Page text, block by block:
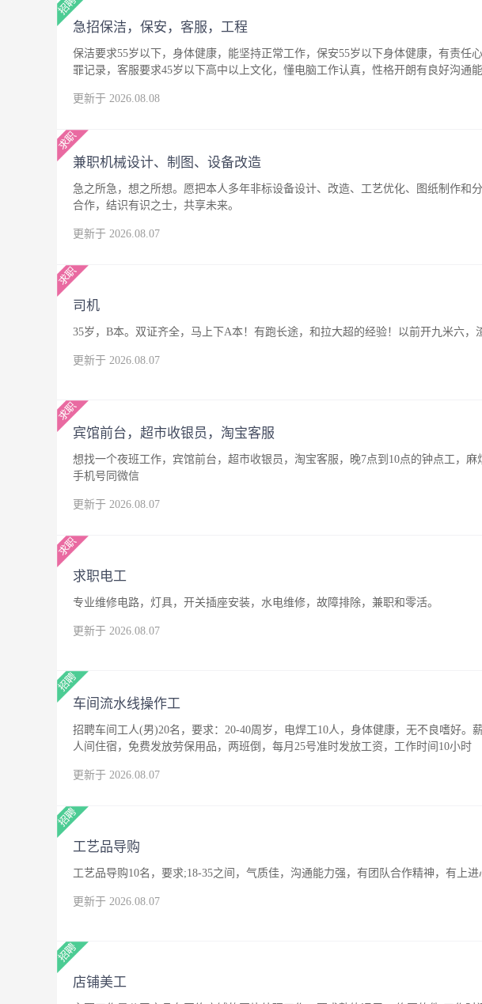
急招保洁，保安，客服，工程
保洁要求55岁以下，身体健康，能坚持正常工作，保安55岁以下身体健康，有责任
罪记录，客服要求45岁以下高中以上文化，懂电脑工作认真，性格开朗有良好沟通
更新于 2026.08.08
兼职机械设计、制图、设备改造
急之所急，想之所想。愿把本人多年非标设备设计、改造、工艺优化、图纸制作和
合作，结识有识之士，共享未来。
更新于 2026.08.07
司机
35岁，B本。双证齐全，马上下A本！有跑长途，和拉大超的经验！以前开九米六，
更新于 2026.08.07
宾馆前台，超市收银员，淘宝客服
想找一个夜班工作，宾馆前台，超市收银员，淘宝客服，晚7点到10点的钟点工，麻
手机号同微信
更新于 2026.08.07
求职电工
专业维修电路，灯具，开关插座安装，水电维修，故障排除，兼职和零活。
更新于 2026.08.07
车间流水线操作工
招聘车间工人(男)20名，要求：20-40周岁，电焊工10人，身体健康，无不良嗜好。
人间住宿，免费发放劳保用品，两班倒，每月25号准时发放工资，工作时间10小时
更新于 2026.08.07
工艺品导购
工艺品导购10名，要求;18-35之间，气质佳，沟通能力强，有团队合作精神，有上进
更新于 2026.08.07
店铺美工